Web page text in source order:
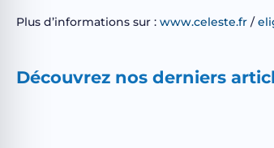
Plus d’informations sur : www.celeste.fr /
Découvrez nos derniers